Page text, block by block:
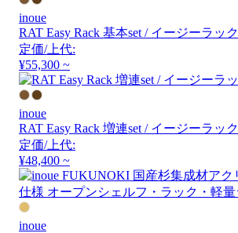
inoue
RAT Easy Rack 基本set / イージーラック
定価/上代:
¥55,300 ~
inoue
RAT Easy Rack 増連set / イージーラック
定価/上代:
¥48,400 ~
inoue